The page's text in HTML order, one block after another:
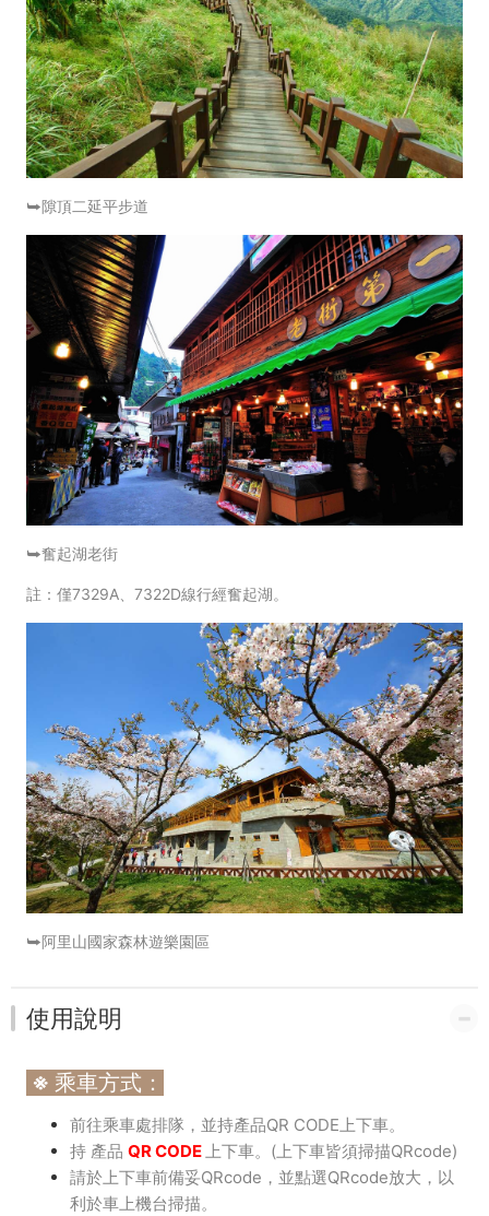
⮩隙頂二延平步道
⮩奮起湖老街
註：僅7329A、7322D線行經奮起湖。
⮩阿里山國家森林遊樂園區
使用說明
※ 乘車方式：
前往乘車處排隊，並持產品QR CODE上下車。
持 產品 QR CODE上下車。(上下車皆須掃描QRcode)
請於上下車前備妥QRcode，並點選QRcode放大，以
利於車上機台掃描。